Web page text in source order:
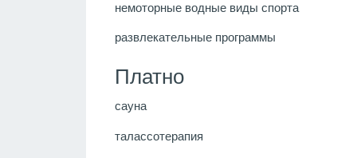
немоторные водные виды спорта
развлекательные программы
Платно
сауна
талассотерапия